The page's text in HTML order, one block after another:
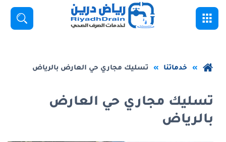
تخطي
الصفحة
الرئيسية
خدماتنا تسليك مجاري حي العارض بالرياض
تسليك مجاري حي العارض
بالرياض